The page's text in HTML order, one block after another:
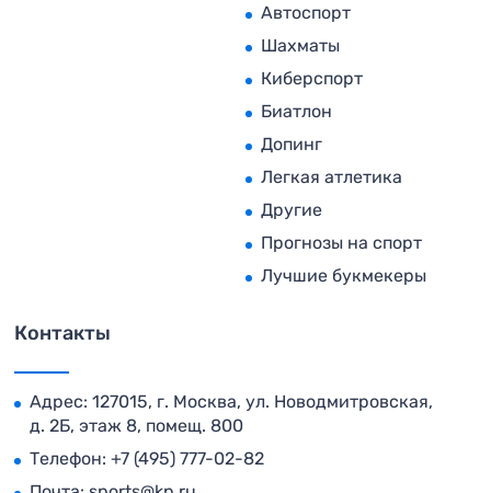
Автоспорт
Шахматы
Киберспорт
Биатлон
Допинг
Легкая атлетика
Другие
Прогнозы на спорт
Лучшие букмекеры
Контакты
Адрес: 127015, г. Москва, ул. Новодмитровская,
д. 2Б, этаж 8, помещ. 800
Телефон: +7 (495) 777-02-82